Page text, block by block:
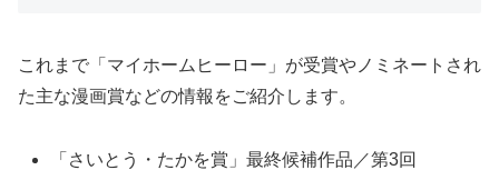
これまで「マイホームヒーロー」が受賞やノミネートされ
た主な漫画賞などの情報をご紹介します。
「さいとう・たかを賞」最終候補作品／第3回